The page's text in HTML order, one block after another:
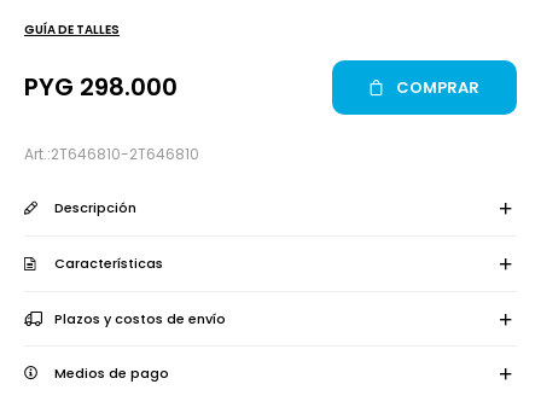
2T646810-2T646810
GUÍA DE TALLES
PYG 298.000 COMPRAR
Descripción
Características
Plazos y costos de envío
Medios de pago